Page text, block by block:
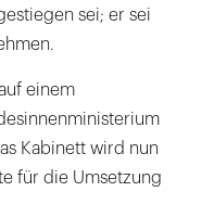
sei; er sei
einem
Kabinett wird nun
für die Umsetzung